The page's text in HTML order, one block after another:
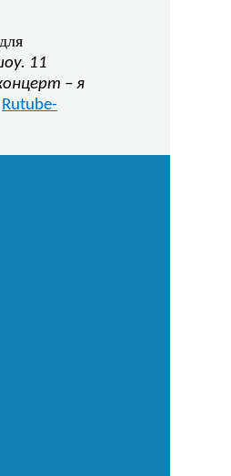
11
– я
Rutube-